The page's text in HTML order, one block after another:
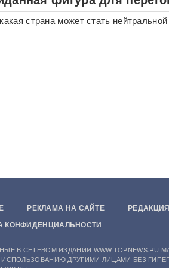
страна может стать
РЕКЛАМА НА САЙТЕ
РЕДАКЦИЯ
КОНФИДЕНЦИАЛЬНОСТИ
В СЕТЕВОМ ИЗДАНИИ WWW.TOPNEWS.RU
ДРУГИМИ ЛИЦАМИ БЕЗ